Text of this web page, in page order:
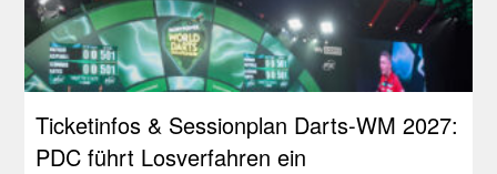
Ticketinfos & Sessionplan Darts-WM 2027:
PDC führt Losverfahren ein